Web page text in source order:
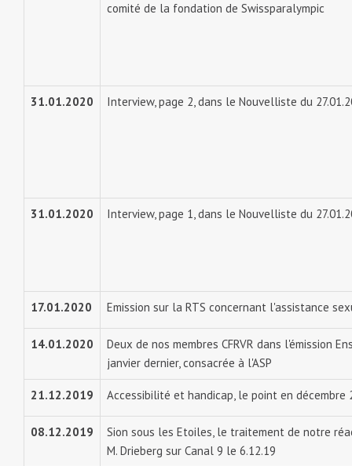
comité de la fondation de Swissparalympic
31.01.2020 Interview, page 2, dans le Nouvelliste du
31.01.2020 Interview, page 1, dans le Nouvelliste du
17.01.2020 Emission sur la RTS concernant l'assistance
14.01.2020
Deux de nos membres CFRVR dans l'émission
janvier dernier, consacrée à l'ASP
21.12.2019 Accessibilité et handicap, le point en décembre
08.12.2019
Sion sous les Etoiles, le traitement de notre
M. Drieberg sur Canal 9 le 6.12.19